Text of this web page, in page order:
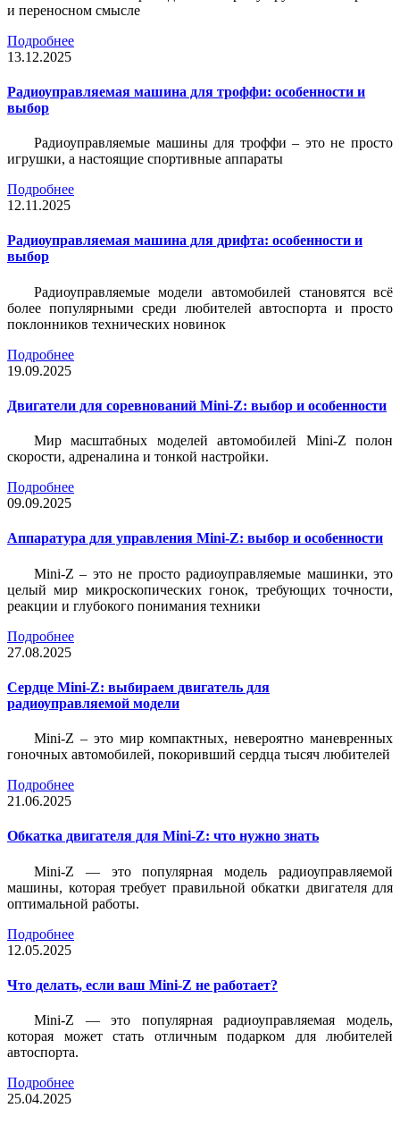
и переносном смысле
Подробнее
13.12.2025
Радиоуправляемая машина для троффи: особенности и
выбор
Радиоуправляемые машины для троффи – это не просто
игрушки, а настоящие спортивные аппараты
Подробнее
12.11.2025
Радиоуправляемая машина для дрифта: особенности и
выбор
Радиоуправляемые модели автомобилей становятся всё
более популярными среди любителей автоспорта и просто
поклонников технических новинок
Подробнее
19.09.2025
Двигатели для соревнований Mini-Z: выбор и особенности
Мир масштабных моделей автомобилей Mini-Z полон
скорости, адреналина и тонкой настройки.
Подробнее
09.09.2025
Аппаратура для управления Mini-Z: выбор и особенности
Mini-Z – это не просто радиоуправляемые машинки, это
целый мир микроскопических гонок, требующих точности,
реакции и глубокого понимания техники
Подробнее
27.08.2025
Сердце Mini-Z: выбираем двигатель для
радиоуправляемой модели
Mini-Z – это мир компактных, невероятно маневренных
гоночных автомобилей, покоривший сердца тысяч любителей
Подробнее
21.06.2025
Обкатка двигателя для Mini-Z: что нужно знать
Mini-Z — это популярная модель радиоуправляемой
машины, которая требует правильной обкатки двигателя для
оптимальной работы.
Подробнее
12.05.2025
Что делать, если ваш Mini-Z не работает?
Mini-Z — это популярная радиоуправляемая модель,
которая может стать отличным подарком для любителей
автоспорта.
Подробнее
25.04.2025